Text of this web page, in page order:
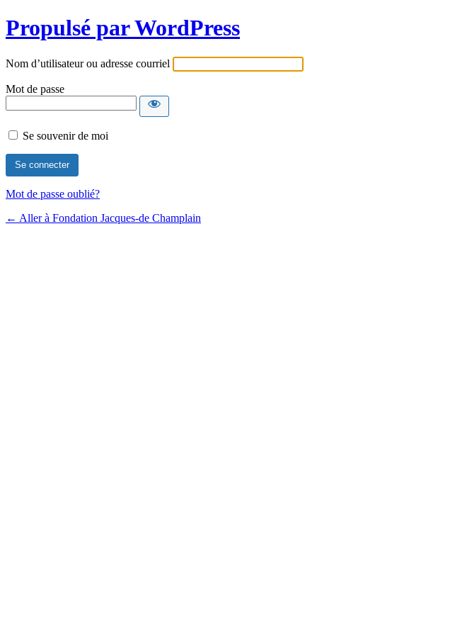
Propulsé par WordPress
Nom d’utilisateur ou adresse courriel
Mot de passe
Se souvenir de moi
Mot de passe oublié?
← Aller à Fondation Jacques-de Champlain